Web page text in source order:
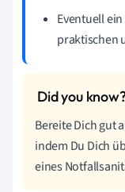
Eventuell
praktischen
Bereite Dich gut
indem Du Dich
eines